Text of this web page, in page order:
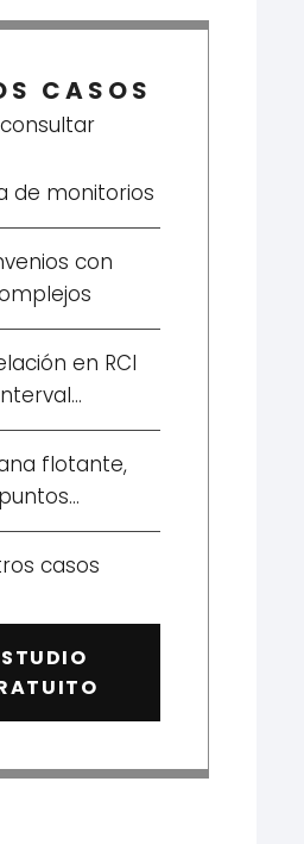
CASOS
de monitorios
con
en RCI
flotante,
puntos...
casos